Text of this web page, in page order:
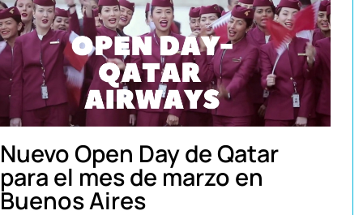
Nuevo Open Day de Qatar
para el mes de marzo en
Buenos Aires